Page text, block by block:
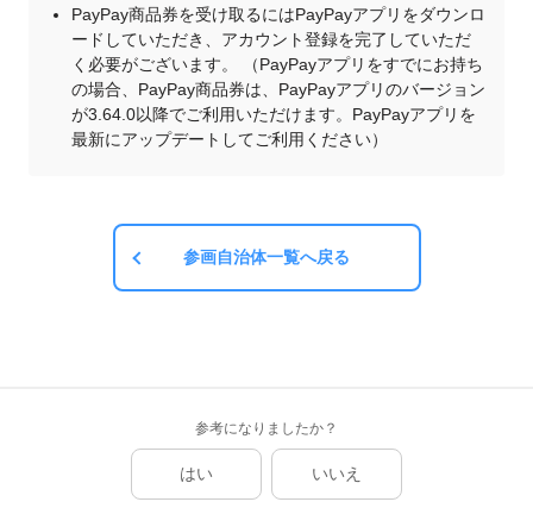
PayPay商品券を受け取るにはPayPayアプリをダウンロ
ードしていただき、アカウント登録を完了していただ
く必要がございます。 （PayPayアプリをすでにお持ち
の場合、PayPay商品券は、PayPayアプリのバージョン
が3.64.0以降でご利用いただけます。PayPayアプリを
最新にアップデートしてご利用ください）
参画自治体一覧へ戻る
参考になりましたか？
はい いいえ